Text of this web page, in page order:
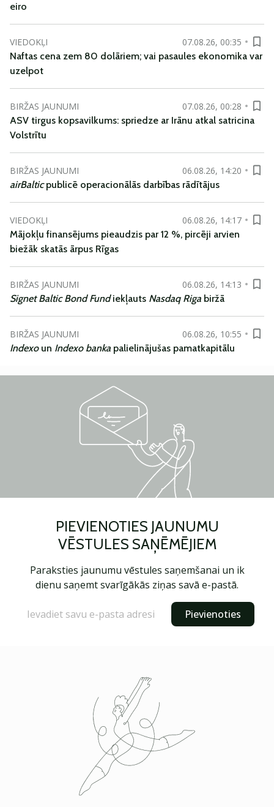
eiro
VIEDOKĻI
07.08.26, 00:35
Naftas cena zem 80 dolāriem; vai pasaules ekonomika var
uzelpot
BIRŽAS JAUNUMI
07.08.26, 00:28
ASV tirgus kopsavilkums: spriedze ar Irānu atkal satricina
Volstrītu
BIRŽAS JAUNUMI
06.08.26, 14:20
airBalticpublicē operacionālās darbības rādītājus
VIEDOKĻI
06.08.26, 14:17
Mājokļu finansējums pieaudzis par 12 %, pircēji arvien
biežāk skatās ārpus Rīgas
BIRŽAS JAUNUMI
06.08.26, 14:13
Signet Baltic Bond Fundiekļauts Nasdaq Riga biržā
BIRŽAS JAUNUMI
06.08.26, 10:55
Indexoun Indexo banka palielinājušas pamatkapitālu
PIEVIENOTIES JAUNUMU
VĒSTULES SAŅĒMĒJIEM
Paraksties jaunumu vēstules saņemšanai un ik
dienu saņemt svarīgākās ziņas savā e-pastā.
Pievienoties